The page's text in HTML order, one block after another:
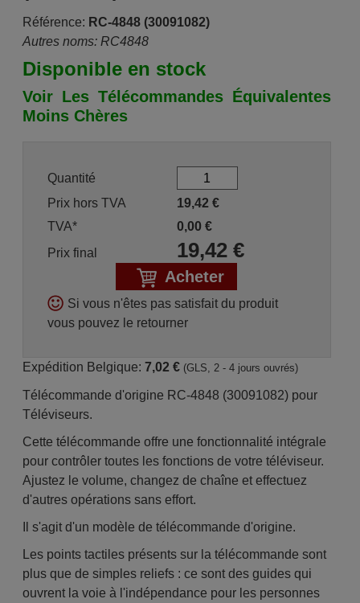
Référence: RC-4848 (30091082)
Autres noms: RC4848
Disponible en stock
Voir Les Télécommandes Équivalentes
Moins Chères
Quantité
Prix hors TVA
19,42 €
TVA*
0,00 €
Prix final
19,42€
Acheter
Si vous n'êtes pas satisfait du produit
vous pouvez le retourner
Expédition Belgique: 7,02 € (GLS, 2 - 4 jours ouvrés)
Télécommande d'origine RC-4848 (30091082) pour
Téléviseurs.
Cette télécommande offre une fonctionnalité intégrale
pour contrôler toutes les fonctions de votre téléviseur.
Ajustez le volume, changez de chaîne et effectuez
d'autres opérations sans effort.
Il s'agit d'un modèle de télécommande d'origine.
Les points tactiles présents sur la télécommande sont
plus que de simples reliefs : ce sont des guides qui
ouvrent la voie à l'indépendance pour les personnes